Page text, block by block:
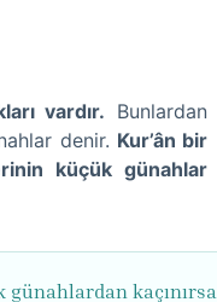
vardır. Bunlardan
denir. Kur’ân bir
küçük günahlar
günahlardan